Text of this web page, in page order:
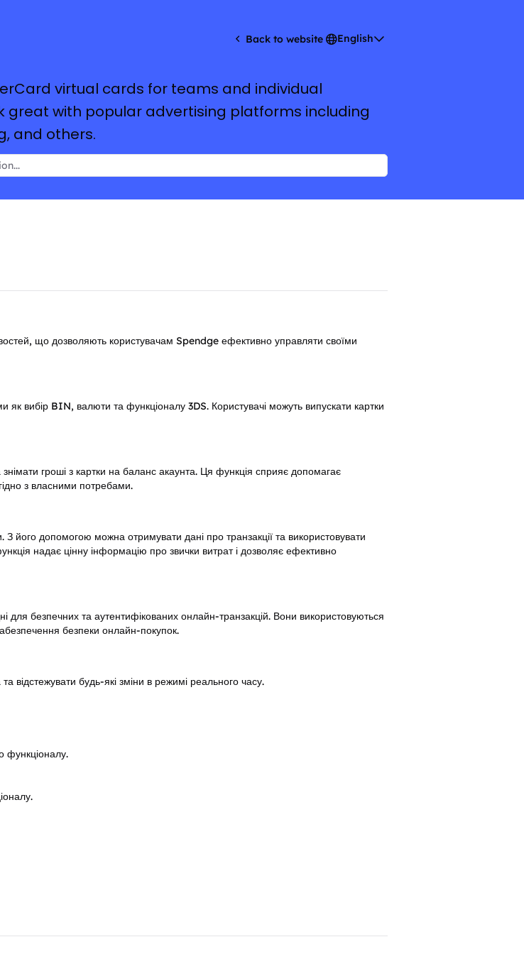
Back to website English
virtual cards for teams and individual
great with popular advertising platforms including
and others.
що дозволяють користувачам Spendge ефективно управляти своїми
вибір BIN, валюти та функціоналу 3DS. Користувачі можуть випускати картки
гроші з картки на баланс акаунта. Ця функція сприяє допомагає
з власними потребами.
його допомогою можна отримувати дані про транзакції та використовувати
надає цінну інформацію про звички витрат і дозволяє ефективно
безпечних та аутентифікованих онлайн-транзакцій. Вони використовуються
безпеки онлайн-покупок.
відстежувати будь-які зміни в режимі реального часу.
функціоналу.